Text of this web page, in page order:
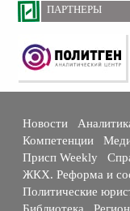
ПАРТНЕРЫ
Новости
Компетенции
Присп Weekly
ЖКХ. Реформа и
Политические